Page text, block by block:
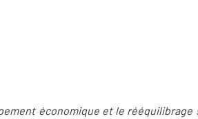
économique et le